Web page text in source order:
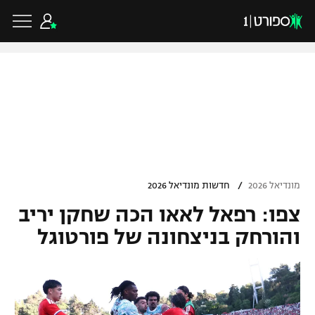
גביע הטוטו
ליגיונרים
גביע המדינה
ליגת האלופות
ליגה אירופית
ליגה אנגלית
כדורסל ישראלי
ליגה לאומית
כדורסל עולמי
NBA
מונדיאל 2026 / חדשות מונדיאל 2026
צפו: רפאל לאאו הכה שחקן יריב
והורחק בניצחונה של פורטוגל